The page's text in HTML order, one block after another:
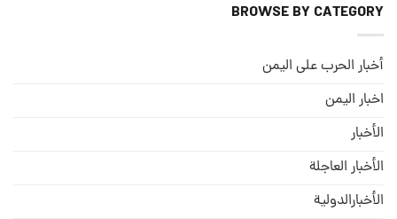
BROWSE BY CATEGORY
أخبار الحرب على اليمن
اخبار اليمن
الأخبار
الأخبار العاجلة
الأخبارالدولية